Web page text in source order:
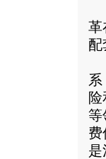
革
配
等
费
是